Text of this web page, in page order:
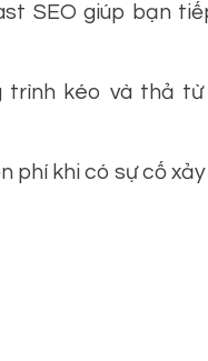
SEO giúp bạn
kéo và thả từ
phí khi có sự cố xảy